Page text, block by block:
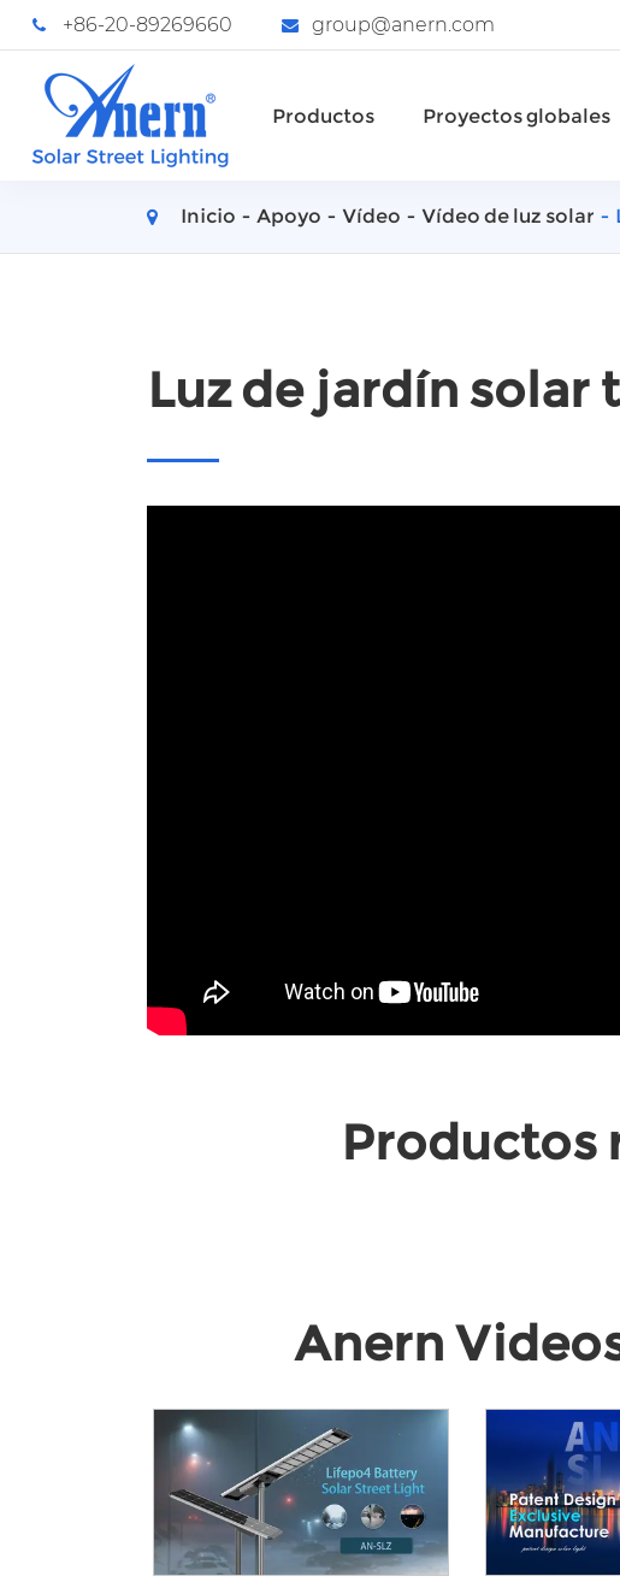
+86-20-89269660 group@anern.com
Productos Proyectos globales
Inicio Apoyo Vídeo Vídeo de luz solar
Luz de jardín solar
Productos
Anern